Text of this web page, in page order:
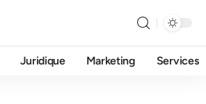
Juridique Marketing Services